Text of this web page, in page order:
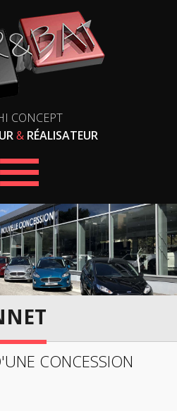
CONCEPT
&RÉALISATEUR
CONCESSION